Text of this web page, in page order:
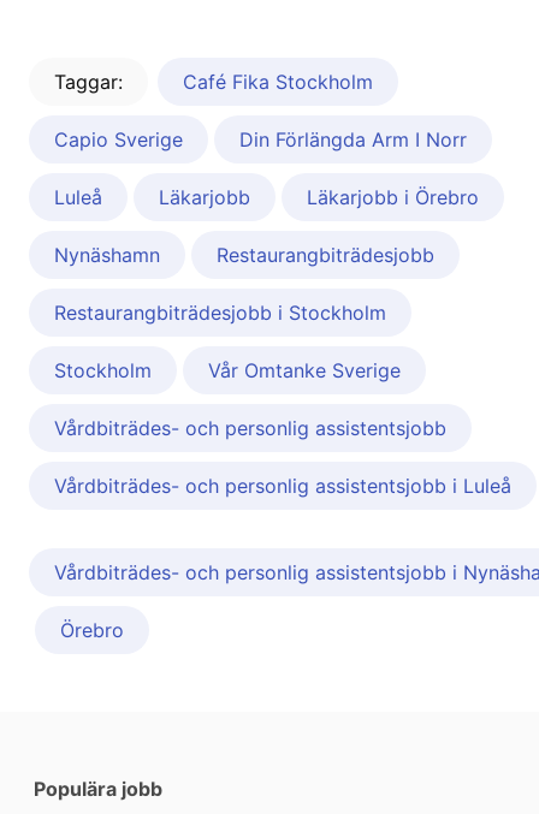
Taggar: Café Fika Stockholm
Capio Sverige Din Förlängda Arm I Norr
Luleå Läkarjobb Läkarjobb i Örebro
Nynäshamn Restaurangbiträdesjobb
Restaurangbiträdesjobb i Stockholm
Stockholm Vår Omtanke Sverige
Vårdbiträdes- och personlig assistentsjobb
Vårdbiträdes- och personlig assistentsjobb i Luleå
Vårdbiträdes- och personlig assistentsjobb i
Örebro
Populära jobb